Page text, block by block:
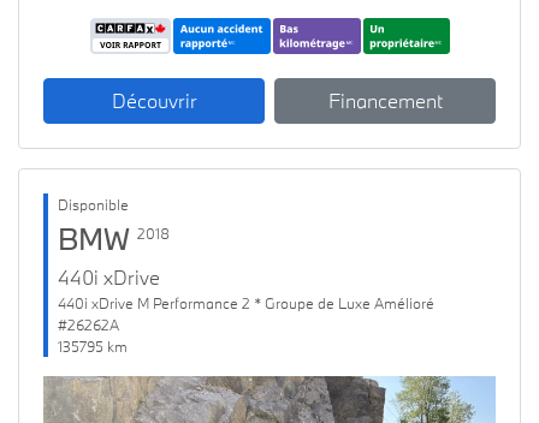
Découvrir Financement
Disponible
BMW 2018
440i xDrive
440i xDrive M Performance 2 * Groupe de Luxe Amélioré
#26262A
135795 km